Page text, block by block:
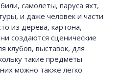
самолеты, паруса яхт,
и даже человек и части
из дерева, картона,
создаются сценические
клубов, выставок, для
такие предметы
можно также легко